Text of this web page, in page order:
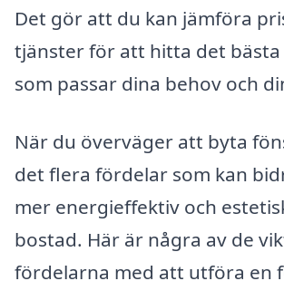
Det gör att du kan jämföra
tjänster för att hitta det
som passar dina behov och
När du överväger att byta
det flera fördelar som kan
mer energieffektiv och
bostad. Här är några av de
fördelarna med att utföra en